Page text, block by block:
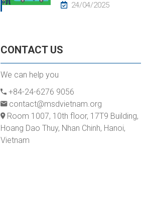
24/04/2025
CONTACT US
We can help you
+84-24-6276 9056
contact@msdvietnam.org
Room 1007, 10th floor, 17T9 Building,
Hoang Dao Thuy, Nhan Chinh, Hanoi,
Vietnam